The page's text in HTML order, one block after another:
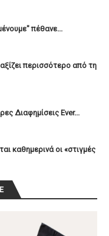
πέθανε...
περισσότερο από τη
Διαφημίσεις Ever...
καθημερινά οι «στιγμές